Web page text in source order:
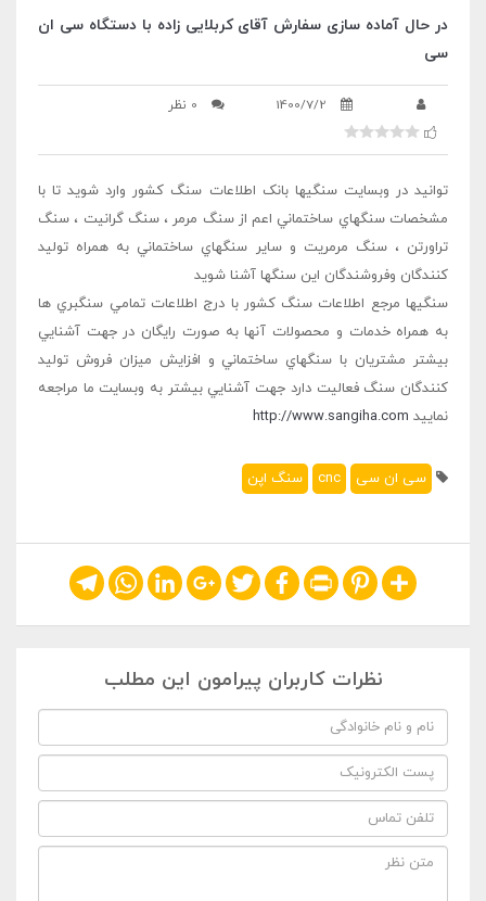
در حال آماده سازی سفارش آقای کربلایی زاده با دستگاه سی ان
سی
1400/7/2 0 نظر
توانيد در وبسايت سنگيها بانک اطلاعات سنگ کشور وارد شويد تا با
مشخصات سنگهاي ساختماني اعم از سنگ مرمر ، سنگ گرانيت ، سنگ
تراورتن ، سنگ مرمريت و ساير سنگهاي ساختماني به همراه توليد
کنندگان وفروشندگان اين سنگها آشنا شويد
سنگيها مرجع اطلاعات سنگ کشور با درج اطلاعات تمامي سنگبري ها
به همراه خدمات و محصولات آنها به صورت رايگان در جهت آشنايي
بيشتر مشتريان با سنگهاي ساختماني و افزايش ميزان فروش توليد
کنندگان سنگ فعاليت دارد جهت آشنايي بيشتر به وبسايت ما مراجعه
نماييد http://www.sangiha.com
سی ان سی cnc سنگ اپن
Share
Pinterest
Print
Facebook
Twitter
Google+
LinkedIn
WhatsApp
Telegram
نظرات کاربران پیرامون این مطلب